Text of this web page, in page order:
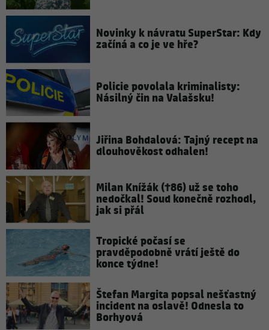
Novinky k návratu SuperStar: Kdy
začíná a co je ve hře?
Policie povolala kriminalisty:
Násilný čin na Valašsku!
Jiřina Bohdalová: Tajný recept na
dlouhověkost odhalen!
Milan Knížák (†86) už se toho
nedočkal! Soud konečně rozhodl,
jak si přál
Tropické počasí se
pravděpodobně vrátí ještě do
konce týdne!
Štefan Margita popsal nešťastný
incident na oslavě! Odnesla to
Borhyová